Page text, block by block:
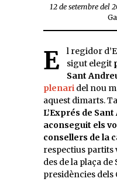
12 de setembre del
El regidor
sigut elegit
Sant
plenari del nou
aquest dimarts.
L’Exprés de
aconseguit els
consellers de la
respectius partits
des de la plaça de
presidències dels